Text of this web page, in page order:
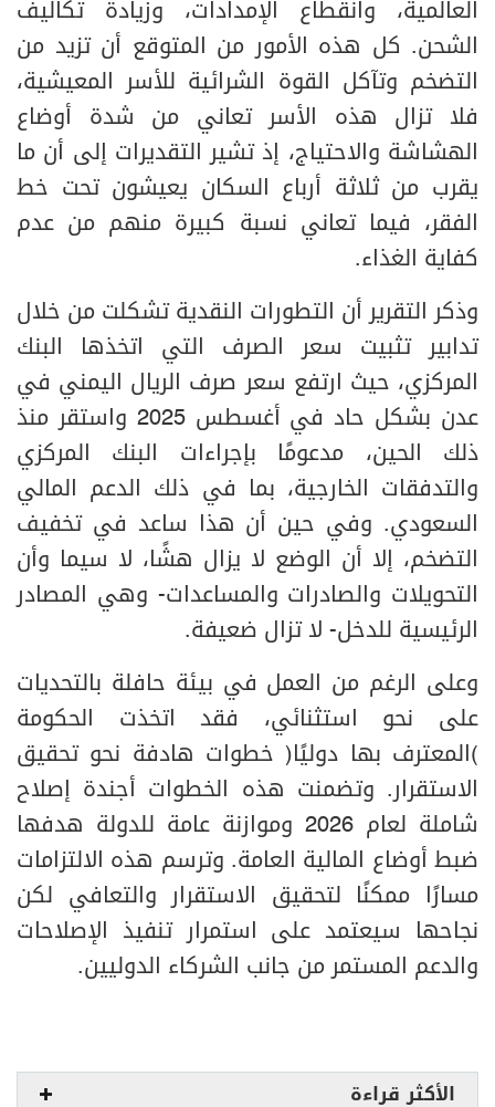
العالمية، وانقطاع الإمدادات، وزيادة تكاليف
الشحن. كل هذه الأمور من المتوقع أن تزيد من
التضخم وتآكل القوة الشرائية للأسر المعيشية،
فلا تزال هذه الأسر تعاني من شدة أوضاع
الهشاشة والاحتياج، إذ تشير التقديرات إلى أن ما
يقرب من ثلاثة أرباع السكان يعيشون تحت خط
الفقر، فيما تعاني نسبة كبيرة منهم من عدم
كفاية الغذاء.
وذكر التقرير أن التطورات النقدية تشكلت من خلال
تدابير تثبيت سعر الصرف التي اتخذها البنك
المركزي، حيث ارتفع سعر صرف الريال اليمني في
عدن بشكل حاد في أغسطس 2025 واستقر منذ
ذلك الحين، مدعومًا بإجراءات البنك المركزي
والتدفقات الخارجية، بما في ذلك الدعم المالي
السعودي. وفي حين أن هذا ساعد في تخفيف
التضخم، إلا أن الوضع لا يزال هشًا، لا سيما وأن
التحويلات والصادرات والمساعدات- وهي المصادر
الرئيسية للدخل- لا تزال ضعيفة.
وعلى الرغم من العمل في بيئة حافلة بالتحديات
على نحو استثنائي، فقد اتخذت الحكومة
(المعترف بها دوليًا) خطوات هادفة نحو تحقيق
الاستقرار. وتضمنت هذه الخطوات أجندة إصلاح
شاملة لعام 2026 وموازنة عامة للدولة هدفها
ضبط أوضاع المالية العامة. وترسم هذه الالتزامات
مسارًا ممكنًا لتحقيق الاستقرار والتعافي لكن
نجاحها سيعتمد على استمرار تنفيذ الإصلاحات
والدعم المستمر من جانب الشركاء الدوليين.
الأكثر قراءة